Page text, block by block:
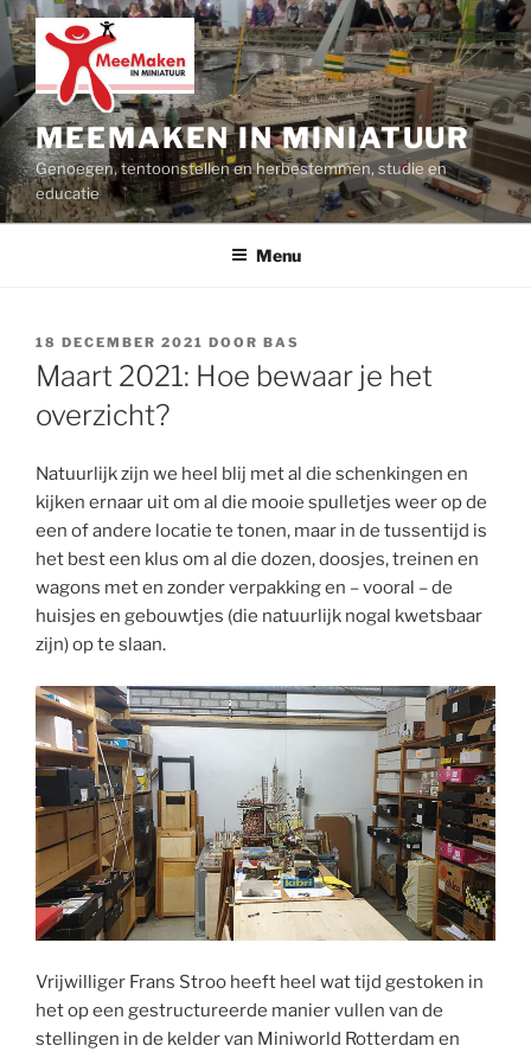
Ga
naar
de
inhoud
MEEMAKEN IN MINIATUUR
Genoegen, tentoonstellen en herbestemmen, studie en
educatie
Menu
GEPLAATST
OP
18 DECEMBER 2021 DOOR BAS
Maart 2021: Hoe bewaar je het
overzicht?
Natuurlijk zijn we heel blij met al die schenkingen en
kijken ernaar uit om al die mooie spulletjes weer op de
een of andere locatie te tonen, maar in de tussentijd is
het best een klus om al die dozen, doosjes, treinen en
wagons met en zonder verpakking en – vooral – de
huisjes en gebouwtjes (die natuurlijk nogal kwetsbaar
zijn) op te slaan.
Vrijwilliger Frans Stroo heeft heel wat tijd gestoken in
het op een gestructureerde manier vullen van de
stellingen in de kelder van Miniworld Rotterdam en